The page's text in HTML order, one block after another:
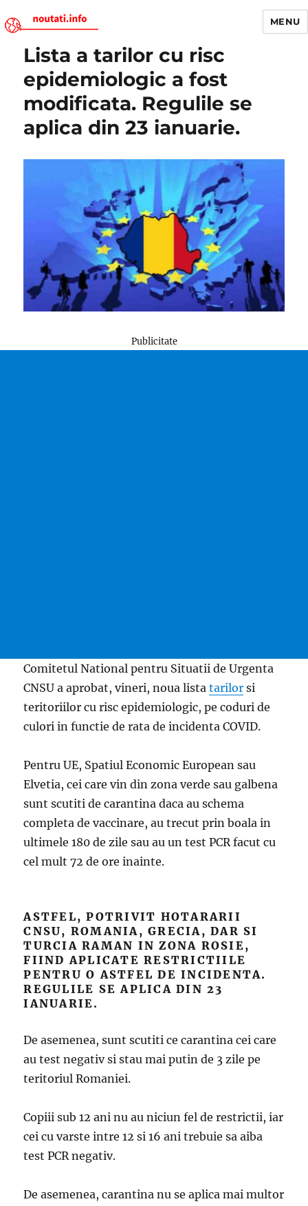
Noutati.Info
MENU
Lista a tarilor cu risc
epidemiologic a fost
modificata. Regulile se
aplica din 23 ianuarie.
Publicitate
Comitetul National pentru Situatii de Urgenta
CNSU a aprobat, vineri, noua listatarilor si
teritoriilor cu risc epidemiologic, pe coduri de
culori in functie de rata de incidenta COVID.
Pentru UE, Spatiul Economic European sau
Elvetia, cei care vin din zona verde sau galbena
sunt scutiti de carantina daca au schema
completa de vaccinare, au trecut prin boala in
ultimele 180 de zile sau au un test PCR facut cu
cel mult 72 de ore inainte.
ASTFEL, POTRIVIT HOTARARII
CNSU, ROMANIA, GRECIA, DAR SI
TURCIA RAMAN IN ZONA ROSIE,
FIIND APLICATE RESTRICTIILE
PENTRU O ASTFEL DE INCIDENTA.
REGULILE SE APLICA DIN 23
IANUARIE.
De asemenea, sunt scutiti ce carantina cei care
au test negativ si stau mai putin de 3 zile pe
teritoriul Romaniei.
Copiii sub 12 ani nu au niciun fel de restrictii, iar
cei cu varste intre 12 si 16 ani trebuie sa aiba
test PCR negativ.
De asemenea, carantina nu se aplica mai multor